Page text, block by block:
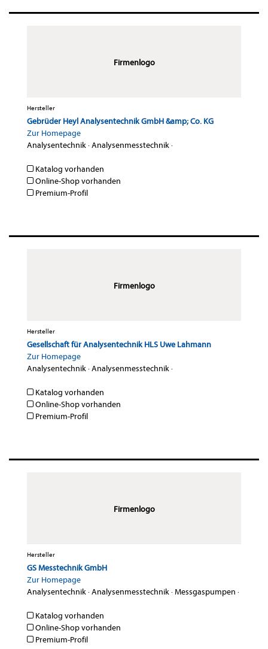
Firmenlogo
Hersteller
Gebrüder Heyl Analysentechnik GmbH &amp; Co. KG
Zur Homepage
Analysentechnik·Analysenmesstechnik·
Katalog vorhanden
Online-Shop vorhanden
Premium-Profil
Firmenlogo
Hersteller
Gesellschaft für Analysentechnik HLS Uwe Lahmann
Zur Homepage
Analysentechnik·Analysenmesstechnik·
Katalog vorhanden
Online-Shop vorhanden
Premium-Profil
Firmenlogo
Hersteller
GS Messtechnik GmbH
Zur Homepage
Analysentechnik·Analysenmesstechnik·Messgaspumpen ·
Katalog vorhanden
Online-Shop vorhanden
Premium-Profil